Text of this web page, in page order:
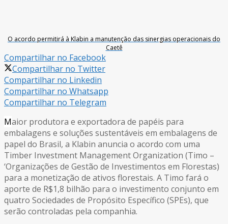
O acordo permitirá à Klabin a manutenção das sinergias operacionais do
Caetê
Compartilhar no Facebook
Compartilhar no Twitter
Compartilhar no Linkedin
Compartilhar no Whatsapp
Compartilhar no Telegram
Maior produtora e exportadora de papéis para
embalagens e soluções sustentáveis em embalagens de
papel do Brasil, a Klabin anuncia o acordo com uma
Timber Investment Management Organization (Timo –
‘Organizações de Gestão de Investimentos em Florestas)
para a monetização de ativos florestais. A Timo fará o
aporte de R$1,8 bilhão para o investimento conjunto em
quatro Sociedades de Propósito Específico (SPEs), que
serão controladas pela companhia.